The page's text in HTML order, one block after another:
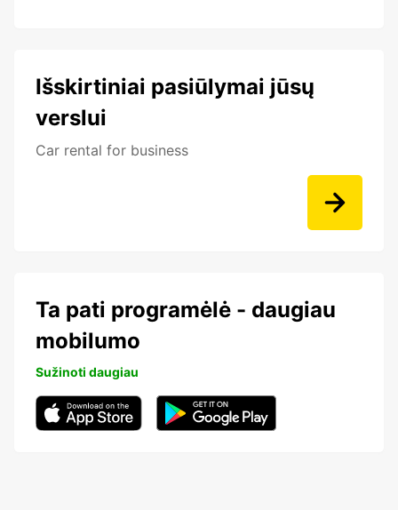
Išskirtiniai pasiūlymai jūsų
verslui
Car rental for business
Ta pati programėlė - daugiau
mobilumo
Sužinoti daugiau